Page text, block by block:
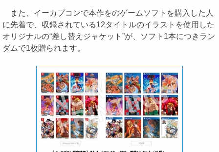
また、イーカプコンで本作をのゲームソフトを購入した人
に先着で、収録されている12タイトルのイラストを使用した
オリジナルの“差し替えジャケット”が、ソフト1本につきラン
ダムで1枚贈られます。